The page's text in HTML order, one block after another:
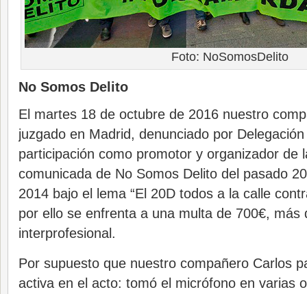
Foto: NoSomosDelito
No Somos Delito
El martes 18 de octubre de 2016 nuestro
juzgado en Madrid, denunciado por
participación como promotor y organizador de
comunicada de No Somos Delito del pasado
2014 bajo el lema “El 20D todos a la calle
por ello se enfrenta a una multa de 700€, más
interprofesional.
Por supuesto que nuestro compañero Carlos
activa en el acto: tomó el micrófono en varias